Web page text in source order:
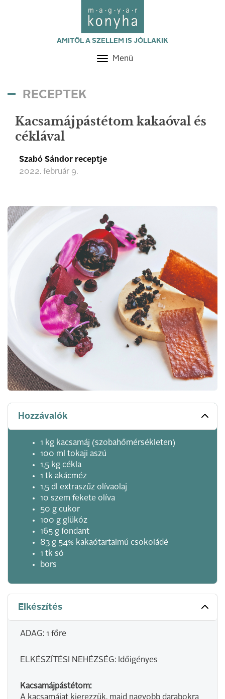
AMITŐL A SZELLEM IS JÓLLAKIK
Toggle
Menü
RECEPTEK
Kacsamájpástétom kakaóval és
céklával
Szabó Sándor receptje
2022. február 9.
Hozzávalók
1 kg kacsamáj (szobahőmérsékleten)
100 ml tokaji aszú
1,5 kg cékla
1 tk akácméz
1,5 dl extraszűz olívaolaj
10 szem fekete olíva
50 g cukor
100 g glükóz
165 g fondant
83 g 54% kakaótartalmú csokoládé
1 tk só
bors
Elkészítés
ADAG: 1 főre
ELKÉSZÍTÉSI NEHÉZSÉG: Időigényes
Kacsamájpástétom: